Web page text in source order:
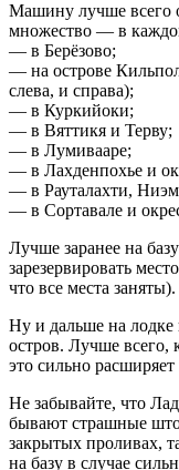
Машину лучше всего
множество — в
— в Берёзово;
— на острове
слева, и справа);
— в Куркийоки;
— в Вяттикя и Терву;
— в Лумивааре;
— в Лахденпохье и
— в Рауталахти,
— в Сортавале и
Лучше заранее на
зарезервировать
что все места заняты).
Ну и дальше на
остров. Лучше всего,
это сильно
Не забывайте, что
бывают страшные
закрытых проливах,
на базу в случае